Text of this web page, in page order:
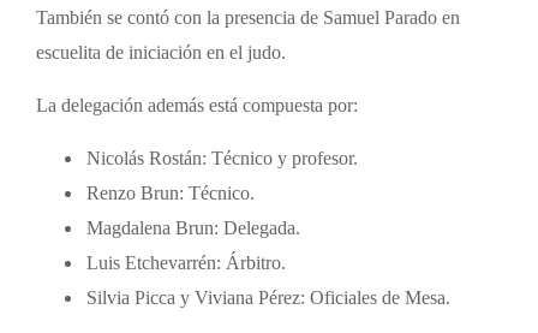
También se contó con la presencia de Samuel Parado en
escuelita de iniciación en el judo.
La delegación además está compuesta por:
Nicolás Rostán: Técnico y profesor.
Renzo Brun: Técnico.
Magdalena Brun: Delegada.
Luis Etchevarrén: Árbitro.
Silvia Picca y Viviana Pérez: Oficiales de Mesa.